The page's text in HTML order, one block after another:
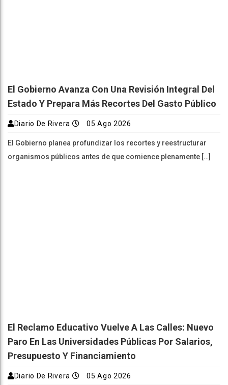
El Gobierno Avanza Con Una Revisión Integral Del
Estado Y Prepara Más Recortes Del Gasto Público
Diario De Rivera 05 Ago 2026
El Gobierno planea profundizar los recortes y reestructurar
organismos públicos antes de que comience plenamente […]
El Reclamo Educativo Vuelve A Las Calles: Nuevo
Paro En Las Universidades Públicas Por Salarios,
Presupuesto Y Financiamiento
Diario De Rivera 05 Ago 2026